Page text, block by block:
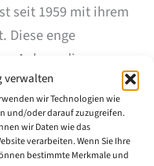
verwalten
wir Technologien wie
und/oder darauf zuzugreifen.
wir Daten wie das
verarbeiten. Wenn Sie Ihre
bestimmte Merkmale und
seit 1959 mit ihrem
Diese enge
Anlass, die
Unternehmen
und